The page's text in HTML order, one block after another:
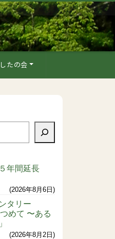
たの会
年間延長
2026年8月6日
タリー
めて 〜ある
2026年8月2日